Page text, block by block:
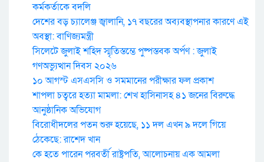
কর্মকর্তাকে বদলি
দেশের বড় চ্যালেঞ্জ জ্বালানি, ১৭ বছরের অব্যবস্থাপনার কারণে এই
অবস্থা: বাণিজ্যমন্ত্রী
সিলেটে জুলাই শহিদ স্মৃতিস্তম্ভে পুষ্পস্তবক অর্পণ : জুলাই
গণঅভ্যুত্থান দিবস ২০২৬
১০ আগস্ট এসএসসি ও সমমানের পরীক্ষার ফল প্রকাশ
শাপলা চত্বরে হত্যা মামলা: শেখ হাসিনাসহ ৪১ জনের বিরুদ্ধে
আনুষ্ঠানিক অভিযোগ
বিরোধীদলের পতন শুরু হয়েছে, ১১ দল এখন ৯ দলে গিয়ে
ঠেকেছে: রাশেদ খান
কে হতে পারেন পরবর্তী রাষ্ট্রপতি, আলোচনায় এক আমলা